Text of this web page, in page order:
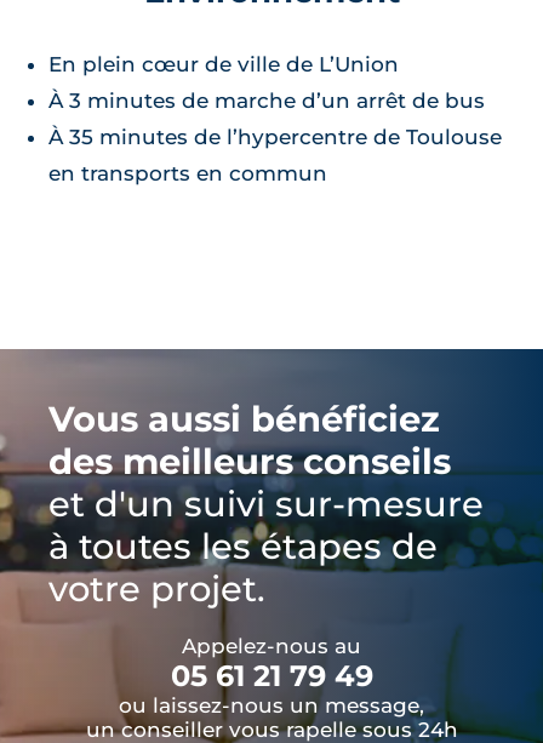
En plein cœur de ville de L’Union
À 3 minutes de marche d’un arrêt de bus
À 35 minutes de l’hypercentre de Toulouse
en transports en commun
Vous aussi bénéficiez
des meilleurs conseils
et d'un suivi sur-mesure
à toutes les étapes de
votre projet.
Appelez-nous au
05 61 21 79 49
ou laissez-nous un message,
un conseiller vous rapelle sous 24h